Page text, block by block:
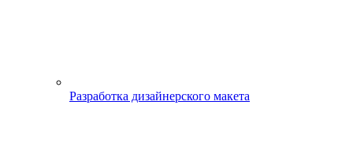
Разработка дизайнерского макета